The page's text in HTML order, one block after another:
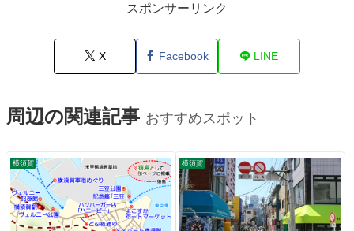
スポンサーリンク
X Facebook LINE
周辺の関連記事 おすすめスポット
横須賀 横須賀